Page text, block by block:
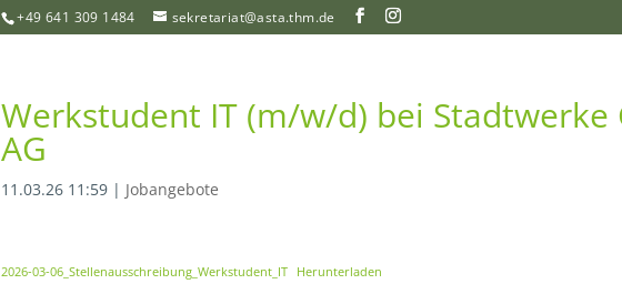
+49 641 309 1484 sekretariat@asta.thm.de
Werkstudent IT (m/w/d) bei Stadtwerke
AG
11.03.26 11:59| Jobangebote
2026-03-06_Stellenausschreibung_Werkstudent_IT Herunterladen